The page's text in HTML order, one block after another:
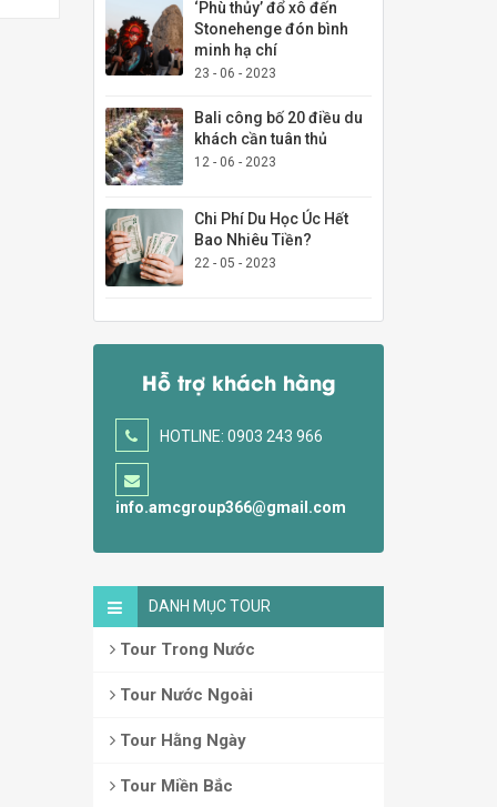
‘Phù thủy’ đổ xô đến
Stonehenge đón bình
minh hạ chí
23 - 06 - 2023
Bali công bố 20 điều du
khách cần tuân thủ
12 - 06 - 2023
Chi Phí Du Học Úc Hết
Bao Nhiêu Tiền?
22 - 05 - 2023
Hỗ trợ khách hàng
HOTLINE: 0903 243 966
info.amcgroup366@gmail.com
DANH MỤC TOUR
Tour Trong Nước
Tour Nước Ngoài
Tour Hằng Ngày
Tour Miền Bắc